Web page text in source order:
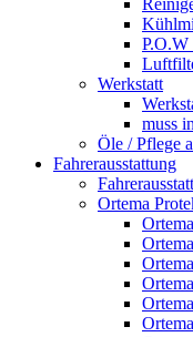
P.O.W
Werkstatt
muss
Öle / Pflege
Fahrerausstattung
Ortema